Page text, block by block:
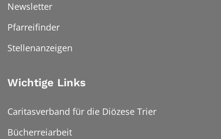
Newsletter
Pfarreifinder
Stellenanzeigen
Wichtige Links
Caritasverband für die Diözese Trier
Bücherreiarbeit